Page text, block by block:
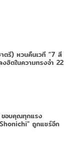
รี) หวนคืนเวที “7 สี
ฮิตในความทรงจำ 22
ขอบคุณทุกแรง
ถูกแชร์อีก